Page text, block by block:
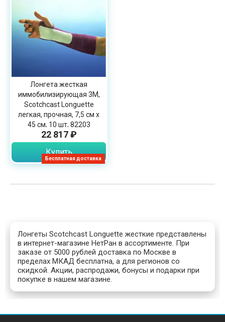
Бесплатная доставка
Лонгета жесткая
иммобилизирующая 3М,
Scotchcast Longuette
легкая, прочная, 7,5 см х
45 см, 10 шт, 82203
22 817 ₽
Купить
Лонгеты Scotchcast Longuette жесткие представлены
в интернет-магазине НетРан в ассортименте. При
заказе от 5000 рублей доставка по Москве в
пределах МКАД бесплатна, а для регионов со
скидкой. Акции, распродажи, бонусы и подарки при
покупке в нашем магазине.